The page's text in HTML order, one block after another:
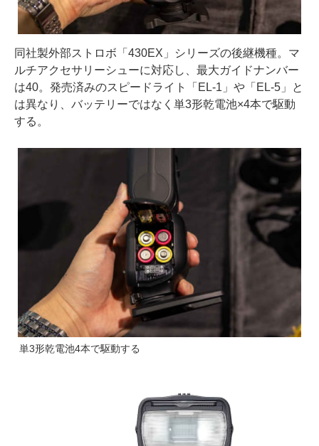
同社製外部ストロボ「430EX」シリーズの後継機種。マ
ルチアクセサリーシューに対応し、最大ガイドナンバー
は40。発売済みのスピードライト「EL-1」や「EL-5」と
は異なり、バッテリーではなく単3形乾電池×4本で駆動
する。
単3形乾電池4本で駆動する